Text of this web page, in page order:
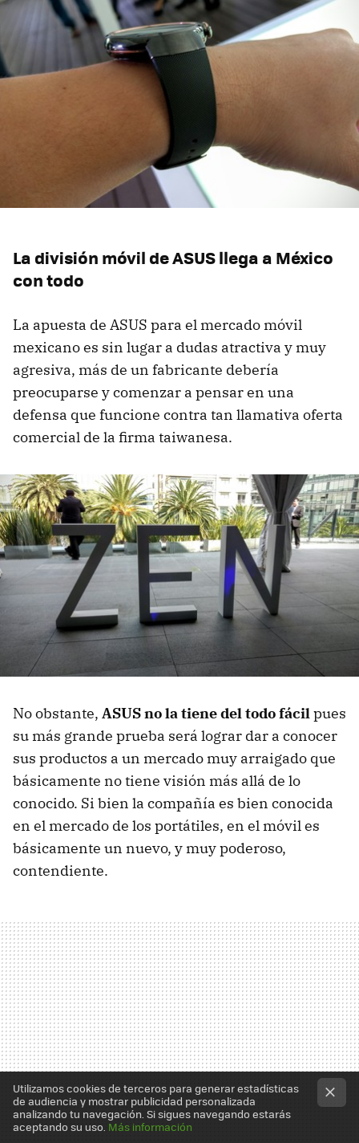
La división móvil de ASUS llega a México
con todo
La apuesta de ASUS para el mercado móvil
mexicano es sin lugar a dudas atractiva y muy
agresiva, más de un fabricante debería
preocuparse y comenzar a pensar en una
defensa que funcione contra tan llamativa oferta
comercial de la firma taiwanesa.
No obstante, ASUS no la tiene del todo fácilpues
su más grande prueba será lograr dar a conocer
sus productos a un mercado muy arraigado que
básicamente no tiene visión más allá de lo
conocido. Si bien la compañía es bien conocida
en el mercado de los portátiles, en el móvil es
básicamente un nuevo, y muy poderoso,
contendiente.
Utilizamos cookies de terceros para generar estadísticas
de audiencia y mostrar publicidad personalizada
analizando tu navegación. Si sigues navegando estarás
aceptando su uso. Más información